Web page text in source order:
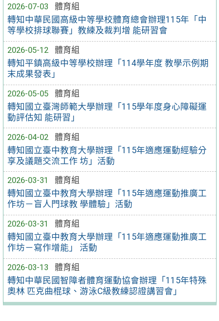
2026-07-03
體育組
轉知中華民國高級中等學校體育總會辦理115年「中
等學校排球聯賽」教練及裁判增 能研習會
2026-05-12
體育組
轉知平鎮高級中等學校辦理「114學年度 教學示例期
末成果發表」
2026-05-05
體育組
轉知國立臺灣師範大學辦理「115學年度身心障礙運
動評估知 能研習」
2026-04-02
體育組
轉知國立臺中教育大學辦理「115年適應運動經驗分
享及議題交流工作 坊」活動
2026-03-31
體育組
轉知國立臺中教育大學辦理「115年適應運動推廣工
作坊－盲人門球教 學體驗」活動
2026-03-31
體育組
轉知國立臺中教育大學辦理「115年適應運動推廣工
作坊－寫作增能」 活動
2026-03-13
體育組
轉知中華民國智障者體育運動協會辦理「115年特殊
奧林 匹克曲棍球、游泳C級教練認證講習會」